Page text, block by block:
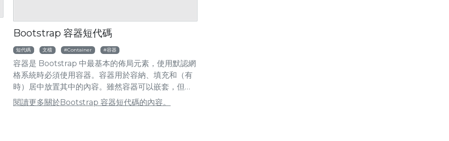
Bootstrap 容器短代碼
短代碼 文檔 Container 容器
容器是 Bootstrap 中最基本的佈局元素，使用默認網
格系統時必須使用容器。容器用於容納、填充和（有
時）居中放置其中的內容。雖然容器可以嵌套，但大
多數佈局並不需要嵌套容器。
閱讀更多關於Bootstrap 容器短代碼的內容。
Bootstrap 手風琴短代碼